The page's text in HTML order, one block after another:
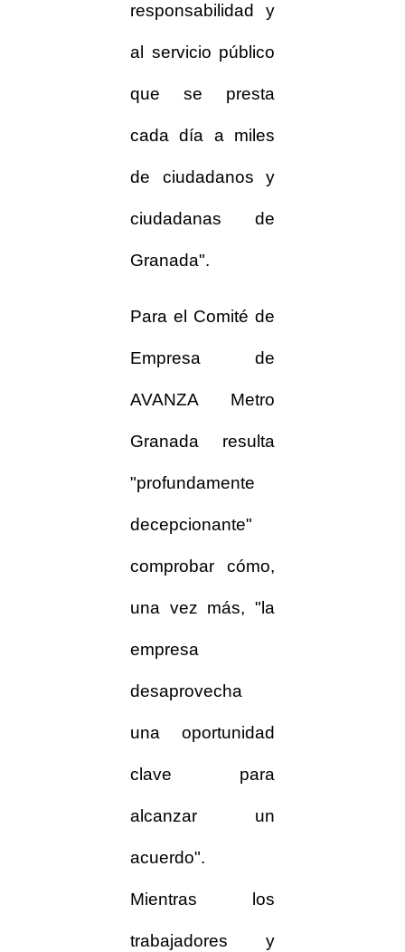
responsabilidad y
al servicio público
que se presta
cada día a miles
de ciudadanos y
ciudadanas de
Granada".
Para el Comité de
Empresa de
AVANZA Metro
Granada resulta
"profundamente
decepcionante"
comprobar cómo,
una vez más, "la
empresa
desaprovecha
una oportunidad
clave para
alcanzar un
acuerdo".
Mientras los
trabajadores y